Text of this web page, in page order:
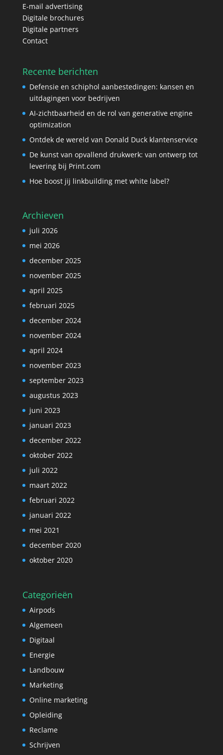
E-mail advertising
Digitale brochures
Digitale partners
Contact
Recente berichten
Defensie en schiphol aanbestedingen: kansen en
uitdagingen voor bedrijven
AI-zichtbaarheid en de rol van generative engine
optimization
Ontdek de wereld van Donald Duck klantenservice
De kunst van opvallend drukwerk: van ontwerp tot
levering bij Print.com
Hoe boost jij linkbuilding met white label?
Archieven
juli 2026
mei 2026
december 2025
november 2025
april 2025
februari 2025
december 2024
november 2024
april 2024
november 2023
september 2023
augustus 2023
juni 2023
januari 2023
december 2022
oktober 2022
juli 2022
maart 2022
februari 2022
januari 2022
mei 2021
december 2020
oktober 2020
Categorieën
Airpods
Algemeen
Digitaal
Energie
Landbouw
Marketing
Online marketing
Opleiding
Reclame
Schrijven